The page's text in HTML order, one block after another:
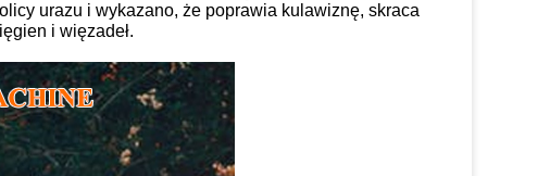
urazu i wykazano, że poprawia kulawiznę, skraca
i więzadeł.